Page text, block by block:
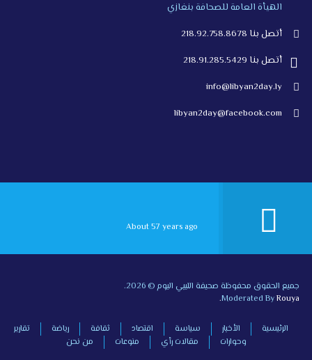
الهيأة العامة للصحافة بنغازي
أتصل بنا 218.92.758.8678
أتصل بنا 218.91.285.5429
info@libyan2day.ly
libyan2day@facebook.com
About 57 years ago
جميع الحقوق محفوظة صحيفة الليبي اليوم © 2026.
Moderated ByRouya.
الرئيسية الأخبار سياسة اقتصاد ثقافة رياضة
تقارير
وحوارات
مقالات رأي منوعات من نحن